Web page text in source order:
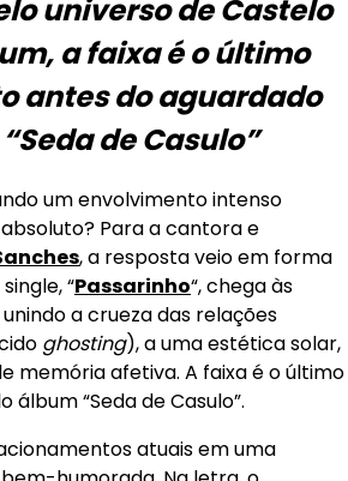
universo de Castelo
a faixa é o último
antes do aguardado
de Casulo”
um envolvimento intenso
Para a cantora e
, a resposta veio em forma
“Passarinho“, chega às
a crueza das relações
ghosting), a uma estética solar,
memória afetiva. A faixa é o último
“Seda de Casulo”.
atuais em uma